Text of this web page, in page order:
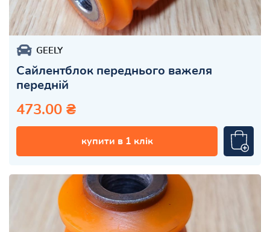
GEELY
Сайлентблок переднього важеля
передній
473.00 ₴
купити в 1 клік